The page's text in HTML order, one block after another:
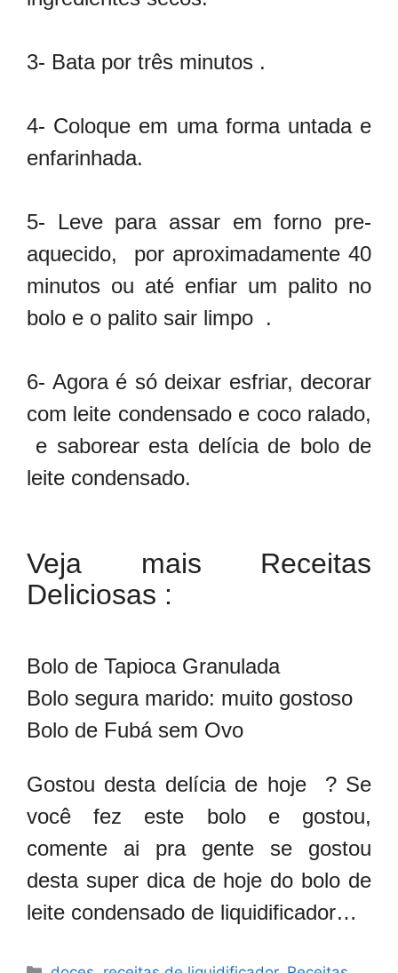
3- Bata por três minutos .
4- Coloque em uma forma untada e
enfarinhada.
5- Leve para assar em forno pre-
aquecido, por aproximadamente 40
minutos ou até enfiar um palito no
bolo e o palito sair limpo .
6- Agora é só deixar esfriar, decorar
com leite condensado e coco ralado,
e saborear esta delícia de bolo de
leite condensado.
Veja mais Receitas
Deliciosas :
Bolo de Tapioca Granulada
Bolo segura marido: muito gostoso
Bolo de Fubá sem Ovo
Gostou desta delícia de hoje ? Se
você fez este bolo e gostou,
comente ai pra gente se gostou
desta super dica de hoje do bolo de
leite condensado de liquidificador…
Categorias